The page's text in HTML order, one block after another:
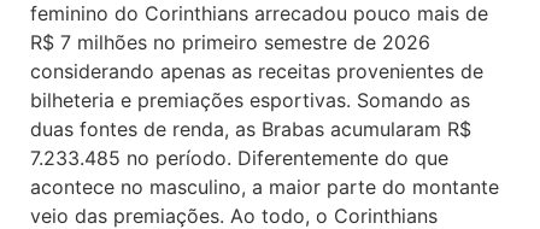
feminino do Corinthians arrecadou pouco mais de
R$ 7 milhões no primeiro semestre de 2026
considerando apenas as receitas provenientes de
bilheteria e premiações esportivas. Somando as
duas fontes de renda, as Brabas acumularam R$
7.233.485 no período. Diferentemente do que
acontece no masculino, a maior parte do montante
veio das premiações. Ao todo, o Corinthians